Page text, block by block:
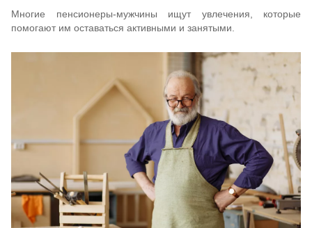
Многие пенсионеры-мужчины ищут увлечения, которые
помогают им оставаться активными и занятыми.